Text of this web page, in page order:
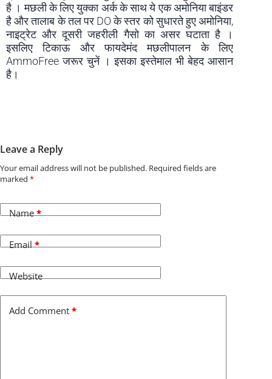
है । मछली के लिए युक्का अर्क के साथ ये एक अमोनिया बाइंडर
है और तालाब के तल पर DO के स्तर को सुधारते हुए अमोनिया,
नाइट्रेट और दूसरी जहरीली गैसो का असर घटाता है ।
इसलिए टिकाऊ और फायदेमंद मछलीपालन के लिए
AmmoFree जरूर चुनें । इसका इस्तेमाल भी बेहद आसान
है।
Leave a Reply
Your email address will not be published. Required fields are
marked *
Name*
Email*
Website
Add Comment *